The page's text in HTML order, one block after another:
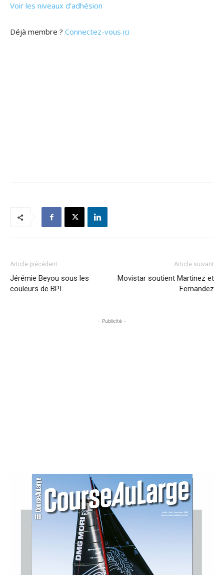
Voir les niveaux d’adhésion
Déjà membre ? Connectez-vous ici
Article précédent
Jérémie Beyou sous les
couleurs de BPI
Article suivant
Movistar soutient Martinez et
Fernandez
- Publicité -